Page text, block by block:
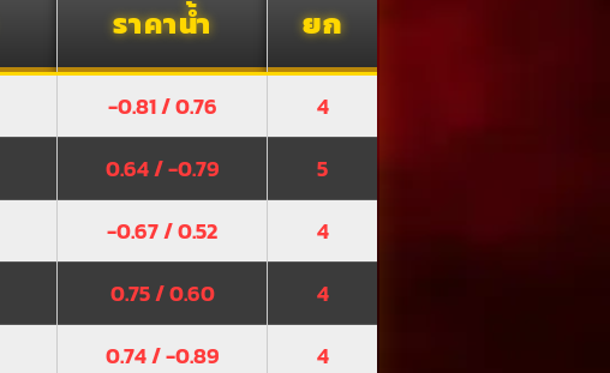
ราคาน้ำ ยก
-0.81 / 0.76
4
0.64 / -0.79
5
-0.67 / 0.52
4
0.75 / 0.60
4
0.74 / -0.89 4